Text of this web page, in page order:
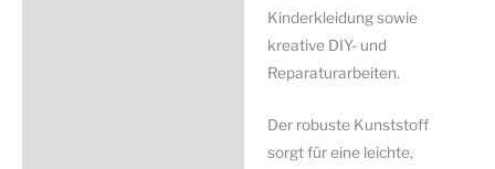
Kinderkleidung sowie
kreative DIY- und
Reparaturarbeiten.
Der robuste Kunststoff
sorgt für eine leichte,